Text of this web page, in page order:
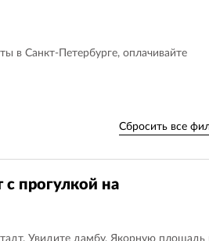
в Санкт-Петербурге, оплачивайте
Школьникам76
Сбросить все
прогулкой на
Увидите дамбу, Якорную площадь